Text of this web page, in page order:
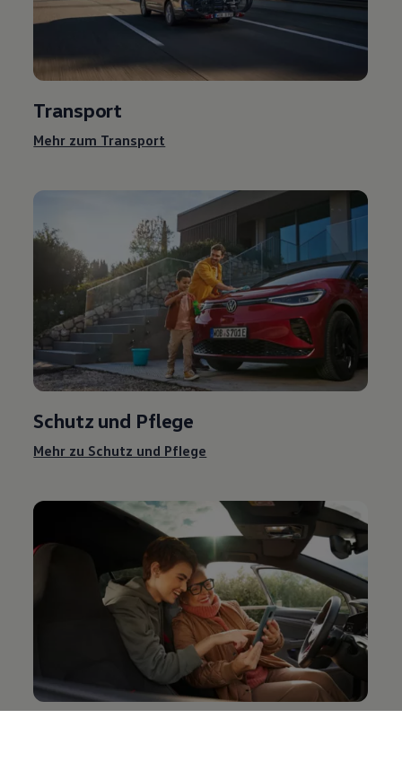
Transport
Mehr zum Transport
Schutz und Pflege
Mehr zu Schutz und Pflege